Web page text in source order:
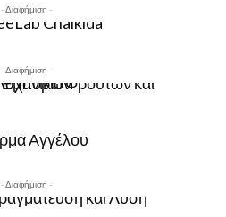
- Διαφήμιση -
- Διαφήμιση -
- Διαφήμιση -